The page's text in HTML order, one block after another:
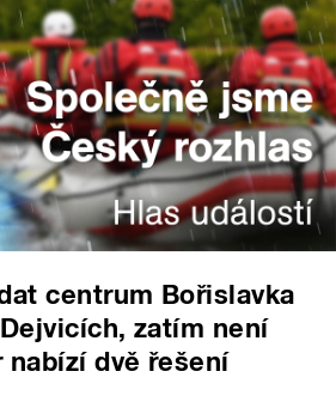
centrum Bořislavka
zatím není
nabízí dvě řešení